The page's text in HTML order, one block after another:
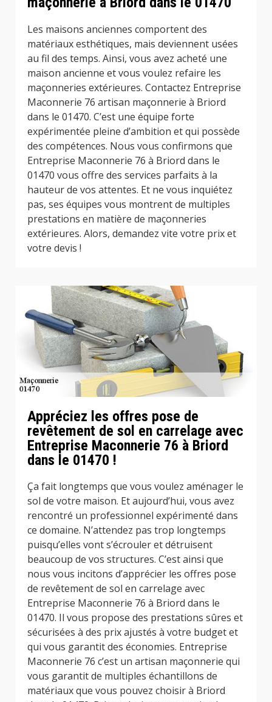
Les maisons anciennes comportent des
matériaux esthétiques, mais deviennent usées
au fil des temps. Ainsi, vous avez acheté une
maison ancienne et vous voulez refaire les
maçonneries extérieures. Contactez Entreprise
Maconnerie 76 artisan maçonnerie à Briord
dans le 01470. C’est une équipe forte
expérimentée pleine d’ambition et qui possède
des compétences. Nous vous confirmons que
Entreprise Maconnerie 76 à Briord dans le
01470 vous offre des services parfaits à la
hauteur de vos attentes. Et ne vous inquiétez
pas, ses équipes vous montrent de multiples
prestations en matière de maçonneries
extérieures. Alors, demandez vite votre prix et
votre devis !
Appréciez les offres pose de
revêtement de sol en carrelage avec
Entreprise Maconnerie 76 à Briord
dans le 01470 !
Ça fait longtemps que vous voulez aménager le
sol de votre maison. Et aujourd’hui, vous avez
rencontré un professionnel expérimenté dans
ce domaine. N’attendez pas trop longtemps
puisqu’elles vont s’écrouler et détruisent
beaucoup de vos structures. C’est ainsi que
nous vous incitons d’apprécier les offres pose
de revêtement de sol en carrelage avec
Entreprise Maconnerie 76 à Briord dans le
01470. Il vous propose des prestations sûres et
sécurisées à des prix ajustés à votre budget et
qui vous garantit des économies. Entreprise
Maconnerie 76 c’est un artisan maçonnerie qui
vous garantit de multiples échantillons de
matériaux que vous pouvez choisir à Briord